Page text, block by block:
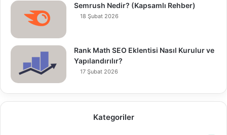
Semrush Nedir? (Kapsamlı Rehber)
18 Şubat 2026
Rank Math SEO Eklentisi Nasıl Kurulur ve
Yapılandırılır?
17 Şubat 2026
Kategoriler